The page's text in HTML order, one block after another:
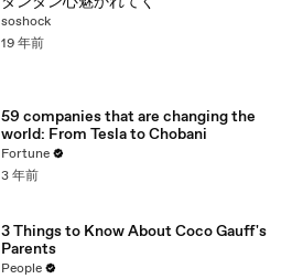
soshock
19 年前
59 companies that are changing the
world: From Tesla to Chobani
Fortune
3 年前
3 Things to Know About Coco Gauff's
Parents
People